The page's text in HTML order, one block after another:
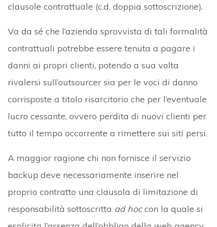
clausole contrattuale (c.d. doppia sottoscrizione).
Va da sé che l’azienda sprovvista di tali formalità
contrattuali potrebbe essere tenuta a pagare i
danni ai propri clienti, potendo a sua volta
rivalersi sull’outsourcer sia per le voci di danno
corrisposte a titolo risarcitorio che per l’eventuale
lucro cessante, ovvero perdita di nuovi clienti per
tutto il tempo occorrente a rimettere sui siti persi.
A maggior ragione chi non fornisce il servizio
backup deve necessariamente inserire nel
proprio contratto una clausola di limitazione di
responsabilità sottoscritta ad hoccon la quale si